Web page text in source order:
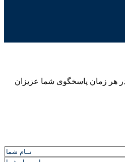
هر زمان پاسخگوی شما عزیزان